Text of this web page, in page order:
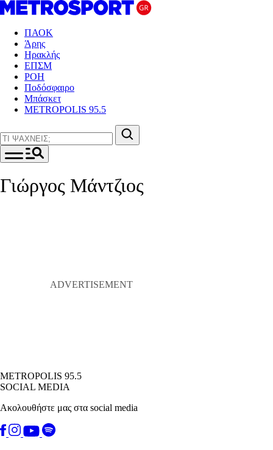
ΠΑΟΚ
Άρης
Ηρακλής
ΕΠΣΜ
ΡΟΗ
Ποδόσφαιρο
Μπάσκετ
METROPOLIS 95.5
Γιώργος Μάντζιος
METROPOLIS 95.5
SOCIAL MEDIA
Ακολουθήστε μας στα social media